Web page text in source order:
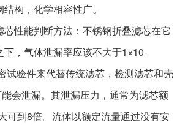
构，化学相容性广。
芯性能判断方法： 不锈钢折叠滤芯在它
下，气体泄漏率应该不大于1×10-
试验件来代替传统滤芯，检测滤芯和壳
会泄漏。其泄漏压力，通常为滤芯额
可到8倍。流体以额定流量通过没有安